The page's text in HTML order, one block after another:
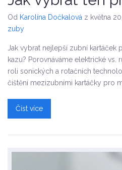
Od Karolína Dočkalová z května
zuby
Jak vybrat nejlepší zubní kartáček
kazu? Porovnáváme elektrické
roli sonických a rotačních
čištění mezizubními kartáčky pro
Číst více